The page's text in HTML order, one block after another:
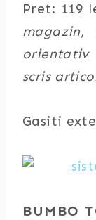
Pret: 119
scris
Gasiti
BUMBO